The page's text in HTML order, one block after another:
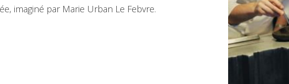
imaginé par Marie Urban Le Febvre.